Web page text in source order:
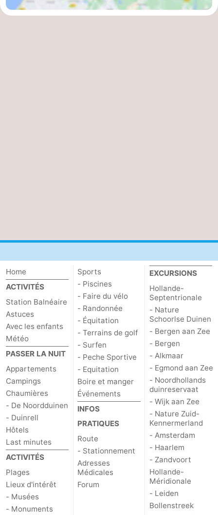
Home
ACTIVITÉS
Station Balnéaire
Astuces
Avec les enfants
Météo
PASSER LA NUIT
Appartements
Campings
Chaumières
- De Noordduinen
- Duinrell
Hôtels
Last minutes
ACTIVITÉS
Plages
Lieux d'intérêt
- Musées
- Monuments
Sports
- Piscines
- Faire du vélo
- Randonnée
- Équitation
- Terrains de golf
- Surfen
- Peche Sportive
- Equitation
Boire et manger
Événements
INFOS
PRATIQUES
Route
- Stationnement
Adresses
Médicales
Forum
EXCURSIONS
Hollande-
Septentrionale
- Nature
Schoorlse Duinen
- Bergen aan Zee
- Bergen
- Alkmaar
- Egmond aan Zee
- Noordhollands
duinreservaat
- Wijk aan Zee
- Nature Zuid-
Kennermerland
- Amsterdam
- Haarlem
- Zandvoort
Hollande-
Méridionale
- Leiden
Bollenstreek